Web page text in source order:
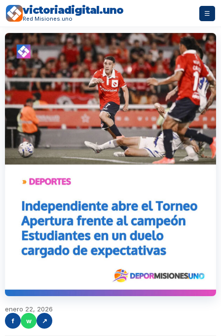
victoriadigital.uno
Red Misiones.uno
☰
enero 22, 2026
f
w ↗